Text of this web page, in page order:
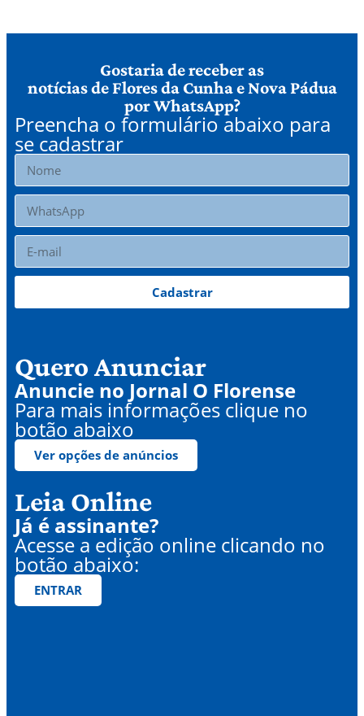
Gostaria de receber as
notícias de Flores da Cunha e Nova Pádua
por WhatsApp?
Preencha o formulário abaixo para
se cadastrar
Cadastrar
Quero Anunciar
Anuncie no Jornal O Florense
Para mais informações clique no
botão abaixo
Ver opções de anúncios
Leia Online
Já é assinante?
Acesse a edição online clicando no
botão abaixo:
ENTRAR